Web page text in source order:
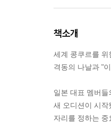
책소개
세계 콩쿠르를 위
격동의 나날과 "
일본 대표 멤버들
새 오디션이 시작
자리를 정하는 중